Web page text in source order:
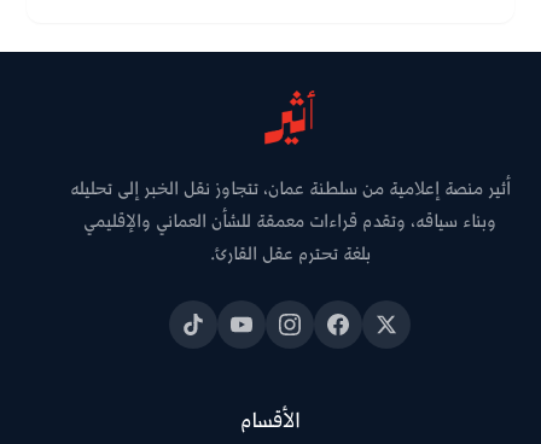
أثير منصة إعلامية من سلطنة عمان، تتجاوز نقل الخبر إلى تحليله
وبناء سياقه، وتقدم قراءات معمقة للشأن العماني والإقليمي
بلغة تحترم عقل القارئ.
الأقسام